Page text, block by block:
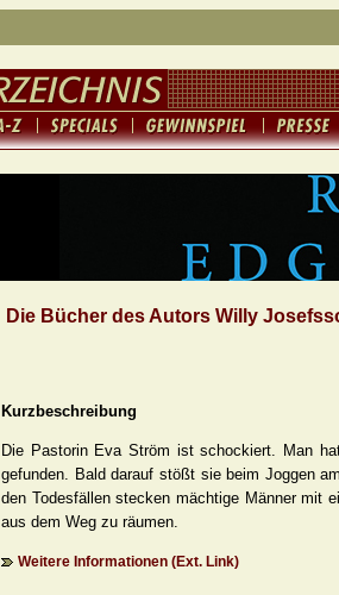
Die Bücher des Autors Willy
Kurzbeschreibung
Die Pastorin Eva Ström ist schockiert. Man
gefunden. Bald darauf stößt sie beim Joggen
den Todesfällen stecken mächtige Männer mit
aus dem Weg zu räumen.
Weitere Informationen (Ext. Link)